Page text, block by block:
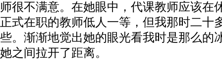
师很不满意。在她眼中，代课教师应该在
正式在职的教师低人一等，但我那时二十
些。渐渐地觉出她的眼光看我时是那么的
她之间拉开了距离。